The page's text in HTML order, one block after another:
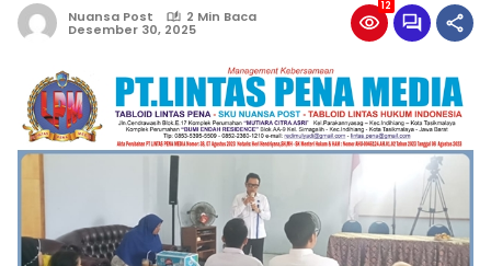
Nuansa Post 2 Min Baca
Desember 30, 2025
12